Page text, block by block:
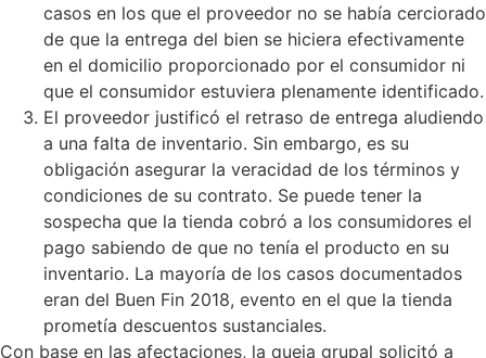
casos en los que el proveedor no se había cerciorado
de que la entrega del bien se hiciera efectivamente
en el domicilio proporcionado por el consumidor ni
que el consumidor estuviera plenamente identificado.
El proveedor justificó el retraso de entrega aludiendo
a una falta de inventario. Sin embargo, es su
obligación asegurar la veracidad de los términos y
condiciones de su contrato. Se puede tener la
sospecha que la tienda cobró a los consumidores el
pago sabiendo de que no tenía el producto en su
inventario. La mayoría de los casos documentados
eran del Buen Fin 2018, evento en el que la tienda
prometía descuentos sustanciales.
Con base en las afectaciones, la queja grupal solicitó a